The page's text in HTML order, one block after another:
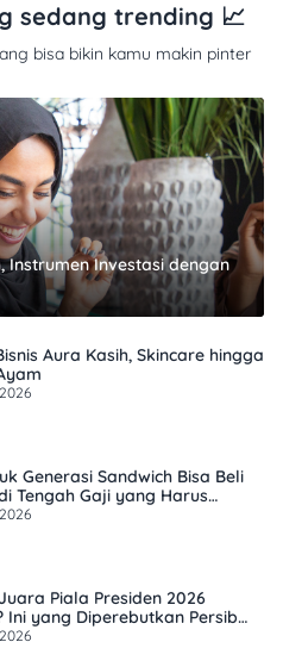
sedang trending 📈
bisa bikin kamu makin pinter
Instrumen Investasi dengan
Aura Kasih, Skincare hingga
Generasi Sandwich Bisa Beli
Tengah Gaji yang Harus
Piala Presiden 2026
Ini yang Diperebutkan Persib